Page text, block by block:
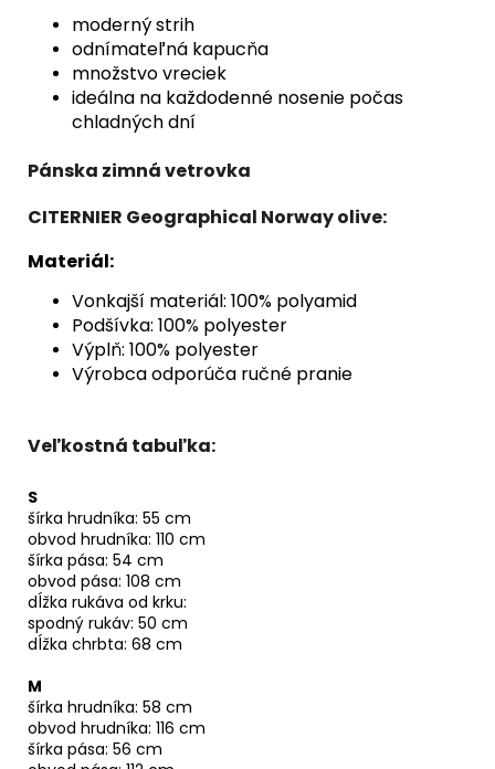
moderný strih
odnímateľná kapucňa
množstvo vreciek
ideálna na každodenné nosenie počas
chladných dní
Pánska zimná vetrovka
CITERNIER Geographical Norway olive:
Materiál:
Vonkajší materiál: 100% polyamid
Podšívka: 100% polyester
Výplň: 100% polyester
Výrobca odporúča ručné pranie
Veľkostná tabuľka:
S
šírka hrudníka: 55 cm
obvod hrudníka: 110 cm
šírka pása: 54 cm
obvod pása: 108 cm
dĺžka rukáva od krku:
spodný rukáv: 50 cm
dĺžka chrbta: 68 cm
M
šírka hrudníka: 58 cm
obvod hrudníka: 116 cm
šírka pása: 56 cm